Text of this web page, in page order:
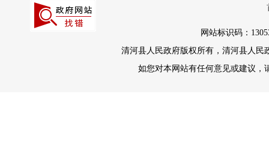
网站标识码：
清河县人民政府版权所有，清河县人
如您对本网站有任何意见或建议，